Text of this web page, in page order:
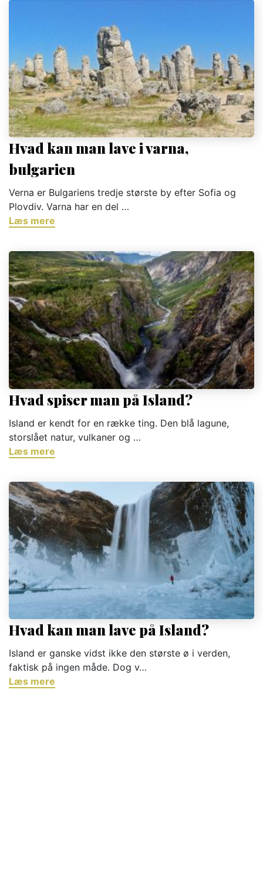
Hvad kan man lave i varna,
bulgarien
Verna er Bulgariens tredje største by efter Sofia og
Plovdiv. Varna har en del …
Læs mere
Hvad spiser man på Island?
Island er kendt for en række ting. Den blå lagune,
storslået natur, vulkaner og …
Læs mere
Hvad kan man lave på Island?
Island er ganske vidst ikke den største ø i verden,
faktisk på ingen måde. Dog v…
Læs mere